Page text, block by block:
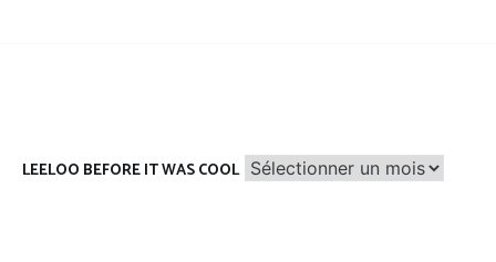
LEELOO BEFORE IT WAS COOL Leeloo
before